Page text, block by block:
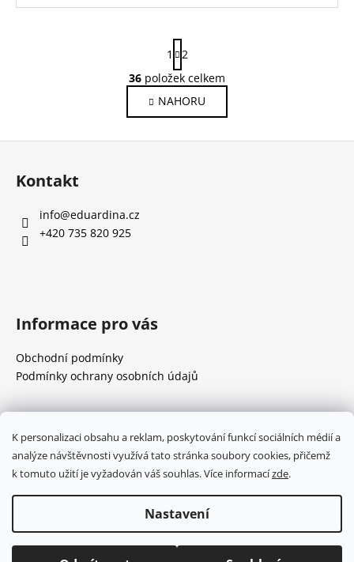
K personalizaci obsahu a reklam, poskytování funkcí sociálních médií a
analýze návštěvnosti využívá tato stránka soubory cookies, přičemž
k tomuto užití je vyžadován váš souhlas. Více informacízde.
Nastavení
O
v
l
á
s
u
S
t
r
á
n
k
1
2
36 položek celkem
NAHORU
Z
Kontakt
info@eduardina.cz
+420 735 820 925
Informace pro vás
Obchodní podmínky
Podmínky ochrany osobních údajů
Přijímáme online platby
Copyright 2026Eduardina. Všechna práva vyhrazena.